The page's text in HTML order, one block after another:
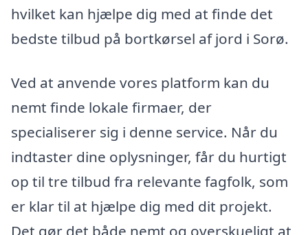
hvilket kan hjælpe dig med at finde det
bedste tilbud på bortkørsel af jord i Sorø.
Ved at anvende vores platform kan du
nemt finde lokale firmaer, der
specialiserer sig i denne service. Når du
indtaster dine oplysninger, får du hurtigt
op til tre tilbud fra relevante fagfolk, som
er klar til at hjælpe dig med dit projekt.
Det gør det både nemt og overskueligt at